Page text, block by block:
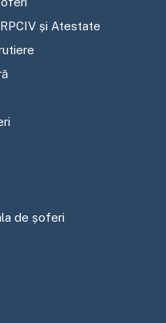
și Atestate
de șoferi